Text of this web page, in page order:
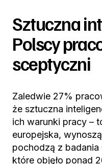
Sztuczna
Polscy
sceptyczni
Zaledwie 27%
że sztuczna
ich warunki pracy –
europejska,
pochodzą z badania
które objęło ponad